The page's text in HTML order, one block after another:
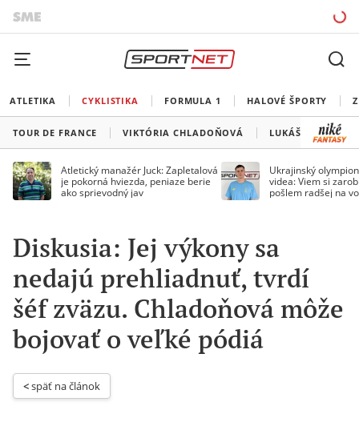
ATLETIKA CYKLISTIKA FORMULA 1 HALOVÉ ŠPORTY
TOUR DE FRANCE VIKTÓRIA CHLADOŇOVÁ LUKÁŠ KUBIŠ
Atletický manažér Juck: Zapletalová
je pokorná hviezda, peniaze berie
ako sprievodný jav
Ukrajinský
videa: Viem si
pošlem radšej na
Diskusia: Jej výkony sa
nedajú prehliadnuť, tvrdí
šéf zväzu. Chladoňová môže
bojovať o veľké pódiá
< späť na článok